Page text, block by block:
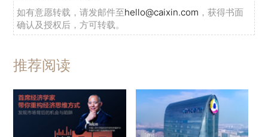
如有意愿转载，请发邮件至hello@caixin.com ，获得书面
确认及授权后，方可转载。
推荐阅读